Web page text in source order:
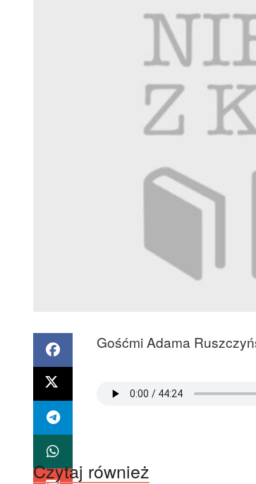
Gośćmi Adama
Czytaj również